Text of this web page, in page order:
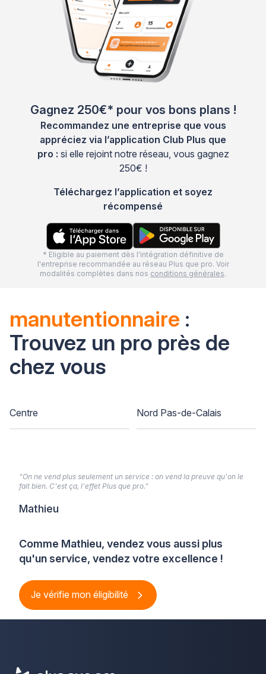
Gagnez 250€* pour vos bons plans !
Recommandez une entreprise que vous
appréciez via l’application Club Plus que
pro : si elle rejoint notre réseau, vous gagnez
250€ !
Téléchargez l’application et soyez
récompensé
* Eligible au paiement dès l'intégration définitive de
l'entreprise recommandée au réseau Plus que pro. Voir
modalités complètes dans nos conditions générales.
manutentionnaire :
Trouvez un pro près de
chez vous
Centre Nord Pas-de-Calais
Comme Mathieu, vendez vous aussi plus
qu'un service, vendez votre excellence !
Je vérifie mon éligibilité
“On ne vend plus seulement un service : on vend la preuve qu'on le
fait bien. C'est ça, l'effet Plus que pro.”
Mathieu